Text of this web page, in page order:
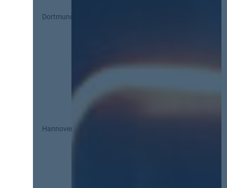
Dortmund
Hannover